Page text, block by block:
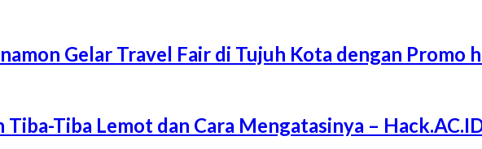
Gelar Travel Fair di Tujuh Kota dengan Promo
Tiba-Tiba Lemot dan Cara Mengatasinya –